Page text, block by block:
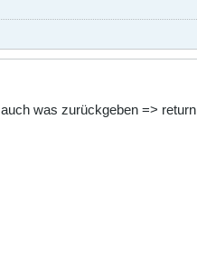
was zurückgeben => return